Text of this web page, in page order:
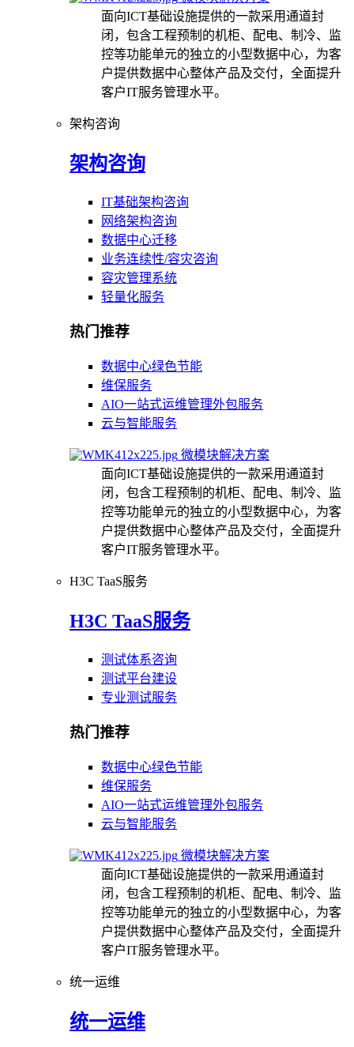
面向ICT基础设施提供的一款采用通道封
闭，包含工程预制的机柜、配电、制冷、监
控等功能单元的独立的小型数据中心，为客
户提供数据中心整体产品及交付，全面提升
客户IT服务管理水平。
架构咨询
架构咨询
IT基础架构咨询
网络架构咨询
数据中心迁移
业务连续性/容灾咨询
容灾管理系统
轻量化服务
热门推荐
数据中心绿色节能
维保服务
AIO一站式运维管理外包服务
云与智能服务
微模块解决方案
面向ICT基础设施提供的一款采用通道封
闭，包含工程预制的机柜、配电、制冷、监
控等功能单元的独立的小型数据中心，为客
户提供数据中心整体产品及交付，全面提升
客户IT服务管理水平。
H3C TaaS服务
H3C TaaS服务
测试体系咨询
测试平台建设
专业测试服务
热门推荐
数据中心绿色节能
维保服务
AIO一站式运维管理外包服务
云与智能服务
微模块解决方案
面向ICT基础设施提供的一款采用通道封
闭，包含工程预制的机柜、配电、制冷、监
控等功能单元的独立的小型数据中心，为客
户提供数据中心整体产品及交付，全面提升
客户IT服务管理水平。
统一运维
统一运维